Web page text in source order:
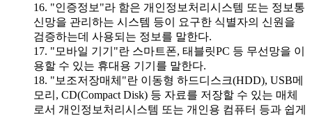
16. "인증정보"라 함은 개인정보처리시스템 또는 정보통
신망을 관리하는 시스템 등이 요구한 식별자의 신원을
검증하는데 사용되는 정보를 말한다.
17. "모바일 기기"란 스마트폰, 태블릿PC 등 무선망을 이
용할 수 있는 휴대용 기기를 말한다.
18. "보조저장매체"란 이동형 하드디스크(HDD), USB메
모리, CD(Compact Disk) 등 자료를 저장할 수 있는 매체
로서 개인정보처리시스템 또는 개인용 컴퓨터 등과 쉽게